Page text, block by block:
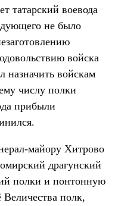
татарский воевода
не было
войска
назначить войскам
числу полки
прибыли
майору Хитрово
драгунский
полки и понтонную
полк,